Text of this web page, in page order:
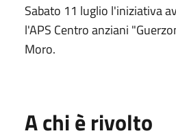
Sabato 11 luglio l'iniziativa
l'APS Centro anziani
Moro.
A chi è rivolto